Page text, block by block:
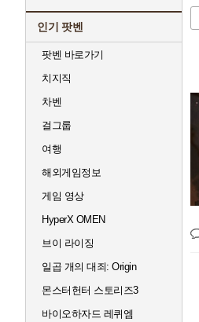
인기 팟벤
팟벤 바로가기
치지직
차벤
걸그룹
여행
해외게임정보
게임 영상
HyperX OMEN
브이 라이징
일곱 개의 대죄: Origin
몬스터헌터 스토리즈3
바이오하자드 레퀴엠